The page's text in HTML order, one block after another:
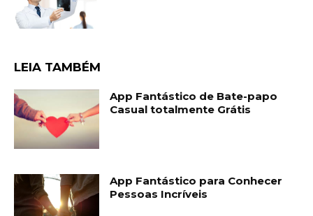
LEIA TAMBÉM
App Fantástico de Bate-papo
Casual totalmente Grátis
App Fantástico para Conhecer
Pessoas Incríveis